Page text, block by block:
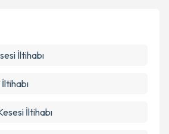
ve kişisel verilerimin belirtilen
İltihabı
İltihabı